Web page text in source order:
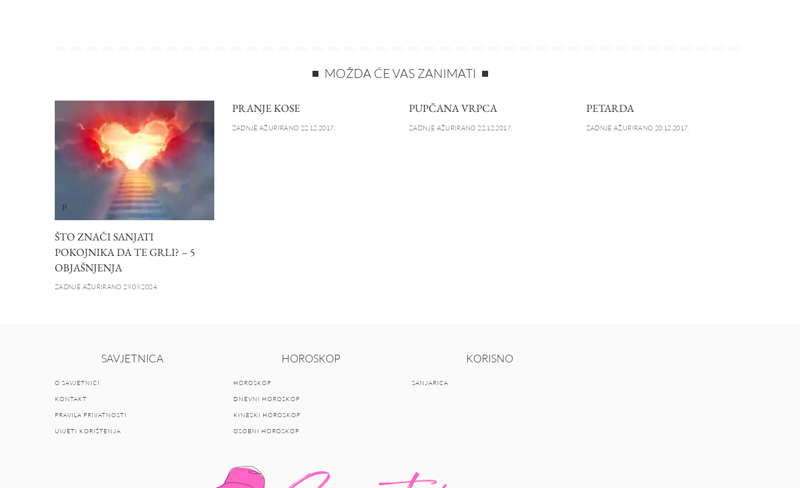
MOŽDA ĆE VAS ZANIMATI
P
ŠTO ZNAČI SANJATI
POKOJNIKA DA TE GRLI? – 5
OBJAŠNJENJA
ZADNJE AŽURIRANO 29.09.2024.
PRANJE KOSE
ZADNJE AŽURIRANO 22.12.2017.
PUPČANA VRPCA
ZADNJE AŽURIRANO 22.12.2017.
PETARDA
ZADNJE AŽURIRANO 20.12.2017.
SAVJETNICA
O SAVJETNICI
KONTAKT
PRAVILA PRIVATNOSTI
UVJETI KORIŠTENJA
HOROSKOP
HOROSKOP
DNEVNI HOROSKOP
KINESKI HOROSKOP
OSOBNI HOROSKOP
KORISNO
SANJARICA